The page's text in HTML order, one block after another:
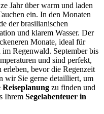
Jahr über warm und laden
ein. In den Monaten
der brasilianischen
und klarem Wasser. Der
Monate, ideal für
Regenwald. September bis
und sind perfekt,
bevor die Regenzeit
wir Sie gerne detailliert, um
zu finden und
Ihrem Segelabenteuer in